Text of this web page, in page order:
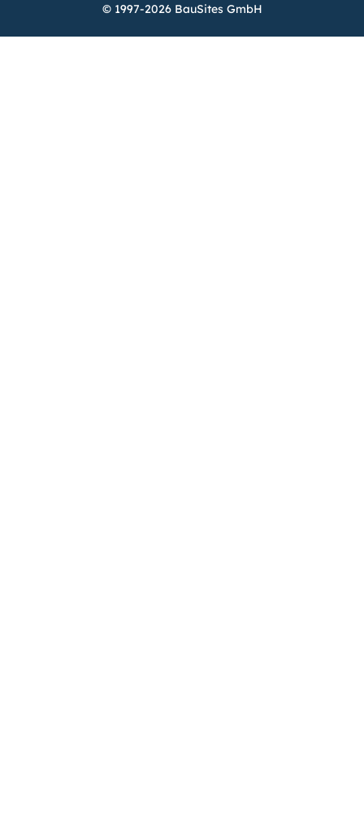
© 1997-2026 BauSites GmbH